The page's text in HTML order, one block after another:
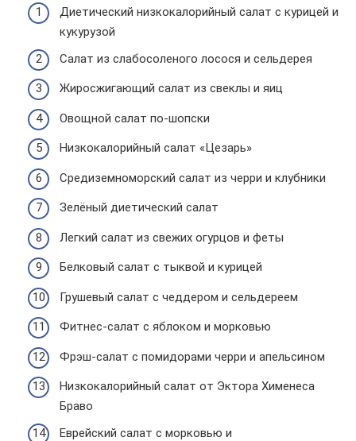
Диетический низкокалорийный салат с курицей и
кукурузой
Салат из слабосоленого лосося и сельдерея
Жиросжигающий салат из свеклы и яиц
Овощной салат по-шопски
Низкокалорийный салат «Цезарь»
Средиземноморский салат из черри и клубники
Зелёный диетический салат
Легкий салат из свежих огурцов и феты
Белковый салат с тыквой и курицей
Грушевый салат с чеддером и сельдереем
Фитнес-салат с яблоком и морковью
Фрэш-салат с помидорами черри и апельсином
Низкокалорийный салат от Эктора Хименеса
Браво
Еврейский салат с морковью и